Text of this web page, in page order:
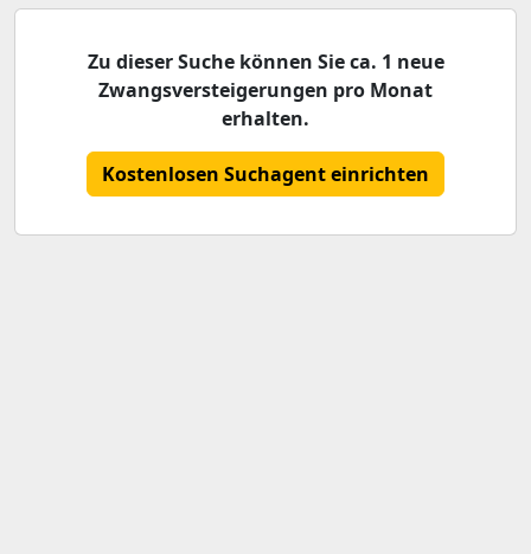
Zu dieser Suche können Sie ca. 1 neue
Zwangsversteigerungen pro Monat
erhalten.
Kostenlosen Suchagent einrichten